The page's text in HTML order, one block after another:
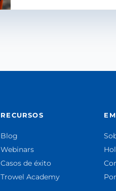
RECURSOS
Blog
Webinars
Casos de éxito
Trowel Academy